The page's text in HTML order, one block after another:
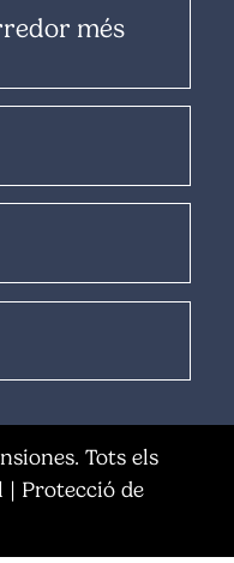
més
Tots els
| Protecció de